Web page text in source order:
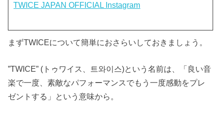
TWICE JAPAN OFFICIAL Instagram
まずTWICEについて簡単におさらいしておきましょう。
”TWICE” (トゥワイス、트와이스)という名前は、「良い音
楽で一度、素敵なパフォーマンスでもう一度感動をプレ
ゼントする」という意味から。